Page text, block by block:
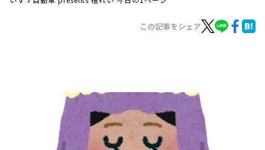
お知らせ
イベント・グッズ
YouTube
会社情報
この記事をシェア